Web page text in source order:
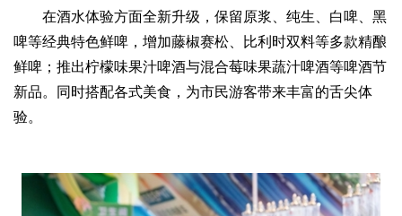
全景中国 智慧旅游 智慧教育 智慧医疗
智慧交通
智慧环保
智慧会客厅 县域经济 城乡建设 乡村振兴
康养
工作动态 康养思语 明星老人 项目介绍
县域经济
在酒水体验方面全新升级，保留原浆、纯生、白啤、黑
啤等经典特色鲜啤，增加藤椒赛松、比利时双料等多款精酿
鲜啤；推出柠檬味果汁啤酒与混合莓味果蔬汁啤酒等啤酒节
新品。同时搭配各式美食，为市民游客带来丰富的舌尖体
验。